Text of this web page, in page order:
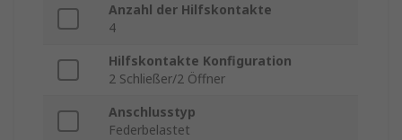
Anzahl der Hilfskontakte
4
Hilfskontakte Konfiguration
2 Schließer/2 Öffner
Anschlusstyp
Federbelastet